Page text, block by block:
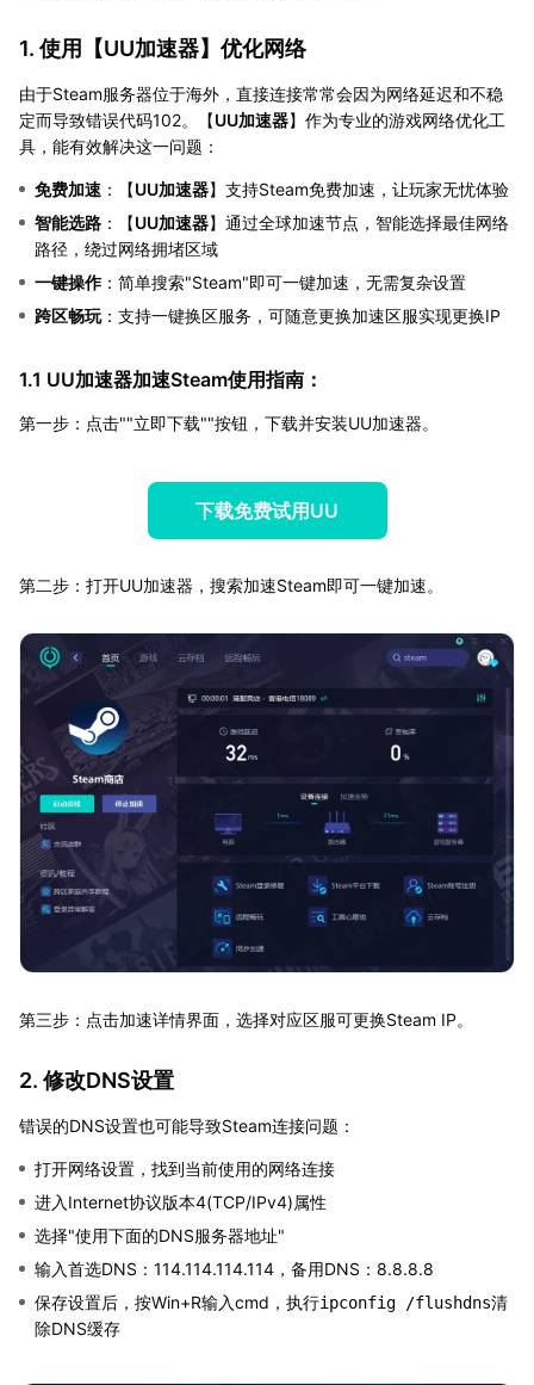
1. 使用【UU加速器】优化网络
由于Steam服务器位于海外，直接连接常常会因为网络延迟和不稳
定而导致错误代码102。【UU加速器】作为专业的游戏网络优化工
具，能有效解决这一问题：
免费加速 ：【UU加速器】支持Steam免费加速，让玩家无忧体验
智能选路 ：【UU加速器】通过全球加速节点，智能选择最佳网络
路径，绕过网络拥堵区域
一键操作：简单搜索"Steam"即可一键加速，无需复杂设置
跨区畅玩：支持一键换区服务，可随意更换加速区服实现更换IP
1.1 UU加速器加速Steam使用指南：
第一步：点击""立即下载""按钮，下载并安装UU加速器。
下载免费试用UU
第二步：打开UU加速器，搜索加速Steam即可一键加速。
第三步：点击加速详情界面，选择对应区服可更换Steam IP。
2. 修改DNS设置
错误的DNS设置也可能导致Steam连接问题：
打开网络设置，找到当前使用的网络连接
进入Internet协议版本4(TCP/IPv4)属性
选择"使用下面的DNS服务器地址"
输入首选DNS：114.114.114.114，备用DNS：8.8.8.8
保存设置后，按Win+R输入cmd，执行ipconfig /flushdns清
除DNS缓存